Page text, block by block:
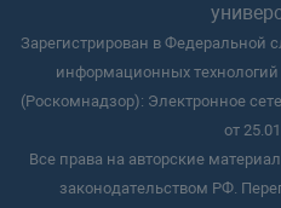
Зарегистрирован в Федеральной
информационных
(Роскомнадзор): Электронное
от
Все права на авторские
законодательством РФ.